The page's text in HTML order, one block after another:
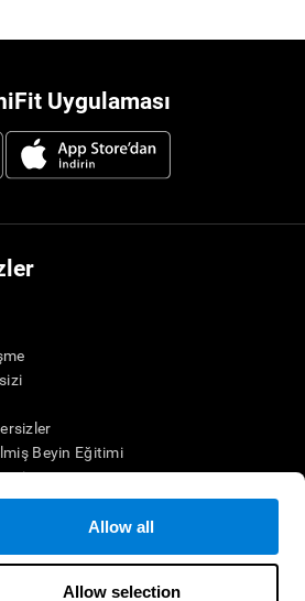
Allow all
Allow selection
Uygulaması
Beyin Eğitimi
Oyunları
Çocuklar